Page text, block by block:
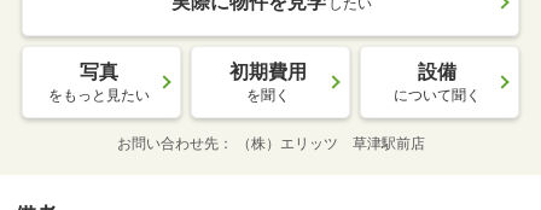
写真
をもっと見たい
初期費用
を聞く
設備
について聞く
お問い合わせ先 （株）エリッツ 草津駅前店